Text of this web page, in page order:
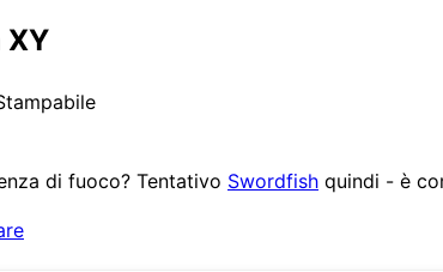
XY
di fuoco? Tentativo Swordfish quindi - è